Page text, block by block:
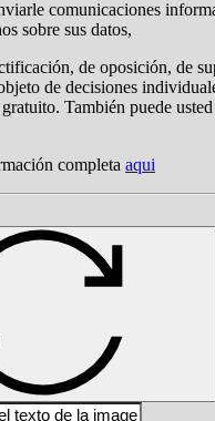
comunicaciones
sobre sus datos,
de oposición, de
de decisiones
También puede
completa aqui